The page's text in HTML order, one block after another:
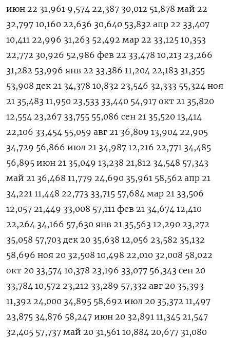
июн 22 31,961 9,574 22,387 30,012 51,878 май 22
32,797 10,160 22,636 30,640 53,832 апр 22 33,407
10,411 22,996 31,263 52,492 мар 22 33,125 10,353
22,772 30,926 52,986 фев 22 33,478 10,213 23,266
31,282 53,996 янв 22 33,386 11,204 22,183 31,355
53,908 дек 21 34,378 10,832 23,546 32,333 55,324 ноя
21 35,483 11,950 23,533 33,440 54,917 окт 21 35,820
12,554 23,267 33,755 55,086 сен 21 35,520 13,414
22,106 33,454 55,059 авг 21 36,809 13,904 22,905
34,729 56,866 июл 21 34,987 12,216 22,771 34,485
56,895 июн 21 35,049 13,238 21,812 34,548 57,343
май 21 36,468 11,779 24,690 35,961 58,562 апр 21
34,221 11,448 22,773 33,715 57,684 мар 21 33,506
12,057 21,449 33,008 57,111 фев 21 34,674 12,410
22,264 34,166 57,630 янв 21 35,563 12,290 23,272
35,058 57,703 дек 20 35,638 12,056 23,582 35,132
58,696 ноя 20 32,508 10,498 22,010 32,008 58,022
окт 20 33,574 10,378 23,196 33,077 56,343 сен 20
33,784 10,572 23,212 33,289 57,332 авг 20 35,393
11,392 24,000 34,895 58,692 июл 20 35,372 11,497
23,875 34,876 58,247 июн 20 32,891 11,345 21,547
32,405 57,737 май 20 31,561 10,884 20,677 31,080